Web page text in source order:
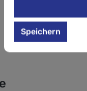
Speichern